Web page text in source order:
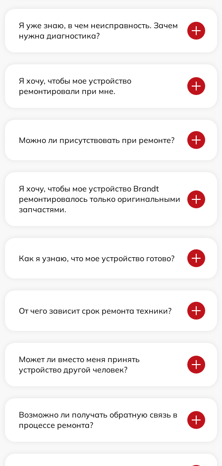
Я уже знаю, в чем неисправность. Зачем
нужна диагностика?
Я хочу, чтобы мое устройство
ремонтировали при мне.
Можно ли присутствовать при ремонте?
Я хочу, чтобы мое устройство Brandt
ремонтировалось только оригинальными
запчастями.
Как я узнаю, что мое устройство готово?
От чего зависит срок ремонта техники?
Может ли вместо меня принять
устройство другой человек?
Возможно ли получать обратную связь в
процессе ремонта?